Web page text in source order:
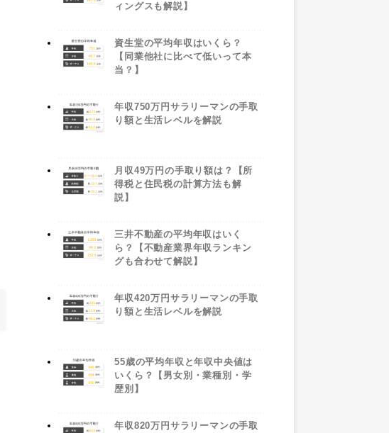
ィングスも解説】
資生堂の平均年収はいくら？
【同業他社に比べて低いって本
当？】
年収750万円サラリーマンの手取
り額と生活レベルを解説
月収49万円の手取り額は？【所
得税と住民税の計算方法も解
説】
三井不動産の平均年収はいく
ら？【不動産業界年収ランキン
グも合わせて解説】
年収420万円サラリーマンの手取
り額と生活レベルを解説
55歳の平均年収と年収中央値は
いくら？【男女別・業種別・学
歴別】
年収820万円サラリーマンの手取